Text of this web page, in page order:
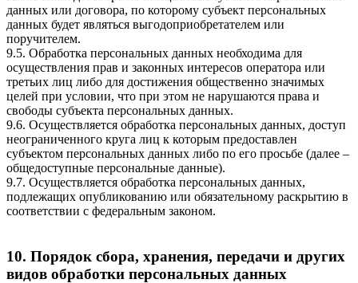
данных или договора, по которому субъект персональных
данных будет являться выгодоприобретателем или
поручителем.
9.5. Обработка персональных данных необходима для
осуществления прав и законных интересов оператора или
третьих лиц либо для достижения общественно значимых
целей при условии, что при этом не нарушаются права и
свободы субъекта персональных данных.
9.6. Осуществляется обработка персональных данных, доступ
неограниченного круга лиц к которым предоставлен
субъектом персональных данных либо по его просьбе (далее –
общедоступные персональные данные).
9.7. Осуществляется обработка персональных данных,
подлежащих опубликованию или обязательному раскрытию в
соответствии с федеральным законом.
10. Порядок сбора, хранения, передачи и других
видов обработки персональных данных